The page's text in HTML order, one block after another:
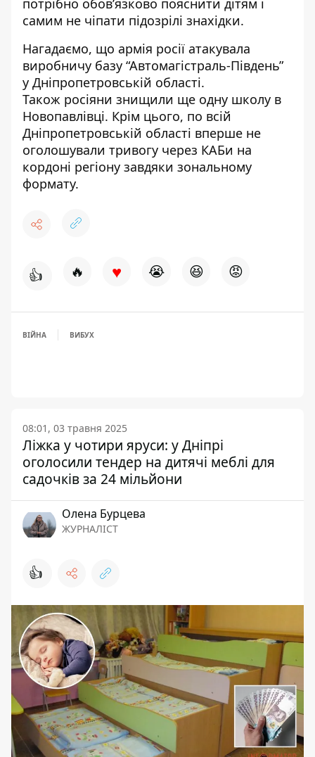
потрібно обов’язково пояснити дітям і
самим не чіпати підозрілі знахідки.
Нагадаємо, що армія росії атакувала
виробничу базу “Автомагістраль-Південь”
у Дніпропетровській області.
Також росіяни знищили ще одну школу в
Новопавлівці. Крім цього, по всій
Дніпропетровській області вперше не
оголошували тривогу через КАБи на
кордоні регіону завдяки зональному
формату.
👍 🔥 ♥ 😭 😆 😡
ВІЙНА ВИБУХ
08:01, 03 травня 2025
Ліжка у чотири яруси: у Дніпрі
оголосили тендер на дитячі меблі для
садочків за 24 мільйони
Олена Бурцева
ЖУРНАЛІСТ
👍